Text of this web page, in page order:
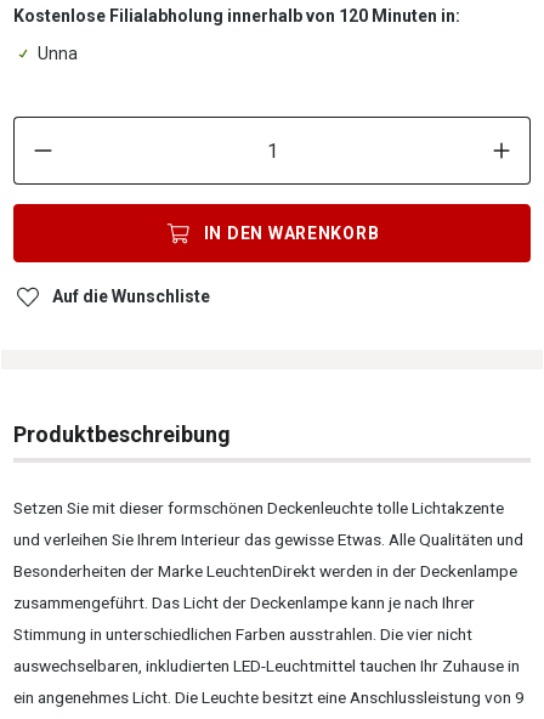
Kostenlose Filialabholung innerhalb von 120 Minuten in:
Unna
IN DEN WARENKORB
Auf die Wunschliste
Produktbeschreibung
Setzen Sie mit dieser formschönen Deckenleuchte tolle Lichtakzente
und verleihen Sie Ihrem Interieur das gewisse Etwas. Alle Qualitäten und
Besonderheiten der Marke LeuchtenDirekt werden in der Deckenlampe
zusammengeführt. Das Licht der Deckenlampe kann je nach Ihrer
Stimmung in unterschiedlichen Farben ausstrahlen. Die vier nicht
auswechselbaren, inkludierten LED-Leuchtmittel tauchen Ihr Zuhause in
ein angenehmes Licht. Die Leuchte besitzt eine Anschlussleistung von 9